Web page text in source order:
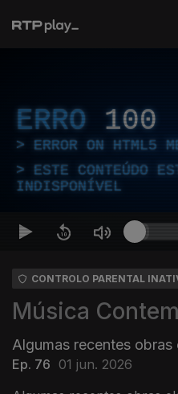
ERRO 100
ERROR ON HTML5
ESTE CONTEÚDO
INDISPONÍVEL
CONTROLO PARENTAL
Música
Algumas recentes
Ep. 76 01 jun. 2026